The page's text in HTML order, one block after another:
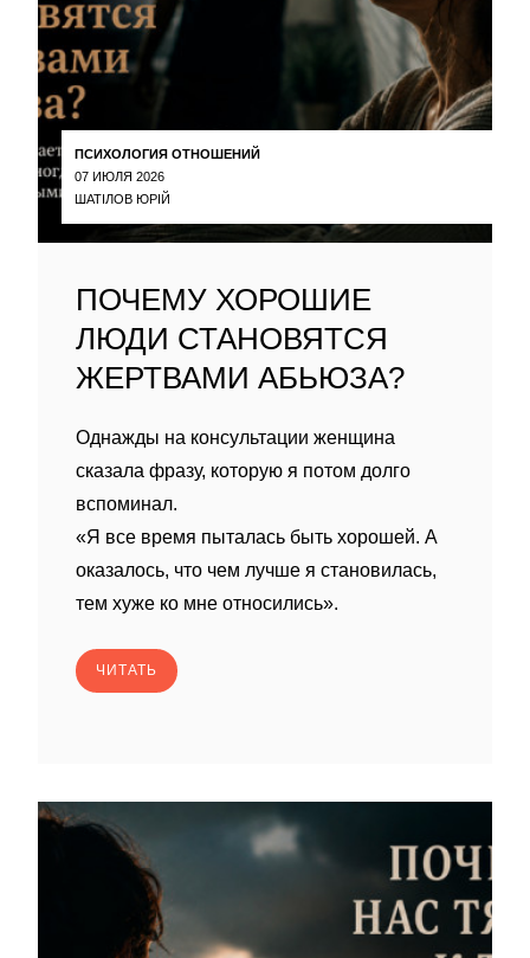
ПСИХОЛОГИЯ ОТНОШЕНИЙ
07 ИЮЛЯ 2026
ШАТІЛОВ ЮРІЙ
ПОЧЕМУ ХОРОШИЕ
ЛЮДИ СТАНОВЯТСЯ
ЖЕРТВАМИ АБЬЮЗА?
Однажды на консультации женщина
сказала фразу, которую я потом долго
вспоминал.
«Я все время пыталась быть хорошей. А
оказалось, что чем лучше я становилась,
тем хуже ко мне относились».
ЧИТАТЬ